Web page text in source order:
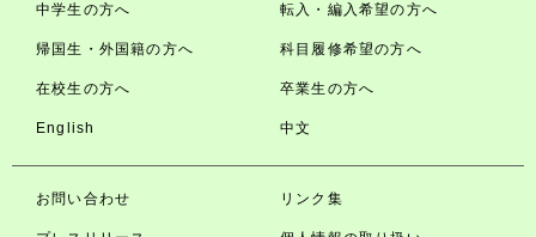
中学生の方へ 転入・編入希望の方へ
帰国生・外国籍の方へ 科目履修希望の方へ
在校生の方へ 卒業生の方へ
English 中文
お問い合わせ リンク集